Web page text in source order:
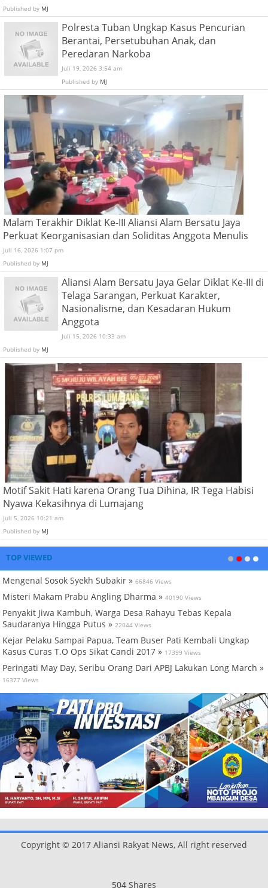
Published by MJ
Polresta Tuban Ungkap Kasus Pencurian
Berantai, Persetubuhan Anak, dan
Peredaran Narkoba
Juli 19, 2026 3:54 am
Published by MJ
Malam Terakhir Diklat Ke-III Aliansi Alam Bersatu Jaya
Perkuat Keorganisasian dan Soliditas Anggota Menulis
Juli 16, 2026 1:07 pm
Published by MJ
Aliansi Alam Bersatu Jaya Gelar Diklat Ke-III di
Telaga Sarangan, Perkuat Karakter,
Nasionalisme, dan Kesadaran Hukum
Anggota
Juli 15, 2026 10:33 am
Published by MJ
Motif Sakit Hati karena Orang Tua Dihina, IR Tega Habisi
Nyawa Kekasihnya di Lumajang
Juli 5, 2026 10:21 am
Published by MJ
TOP VIEWED
Mengenal Sosok Syekh Subakir » 66846 Views
Misteri Makam Prabu Angling Dharma » 40190 Views
Penyakit Jiwa Kambuh, Warga Desa Rahayu Tebas Kepala
Saudaranya Hingga Putus » 22044 Views
Kejar Pelaku Sampai Papua, Team Buser Pati Kembali Ungkap
Kasus Curas T.O Ops Sikat Candi 2017 » 17399 Views
Peringati May Day, Seribu Orang Dari APBJ Lakukan Long March »
16377 Views
Copyright © 2017 Aliansi Rakyat News, All right reserved
504 Shares